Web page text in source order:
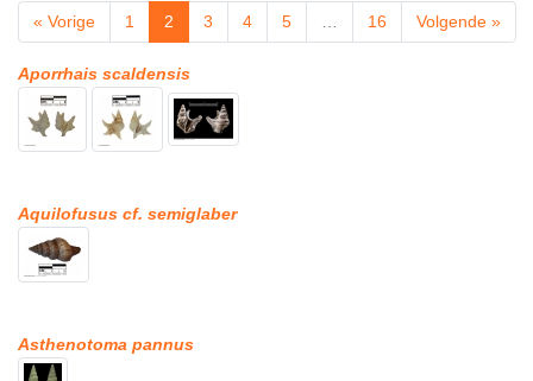
« Vorige
1 2 3 4 5 … 16 Volgende »
Aporrhais scaldensis
Aquilofusus cf. semiglaber
Asthenotoma pannus